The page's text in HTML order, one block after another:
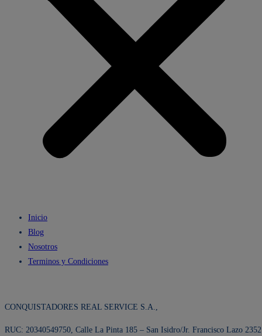
Inicio
Blog
Nosotros
Terminos y Condiciones
CONQUISTADORES REAL SERVICE S.A.,
RUC: 20340549750, Calle La Pinta 185 – San Isidro/Jr. Francisco Lazo 2352